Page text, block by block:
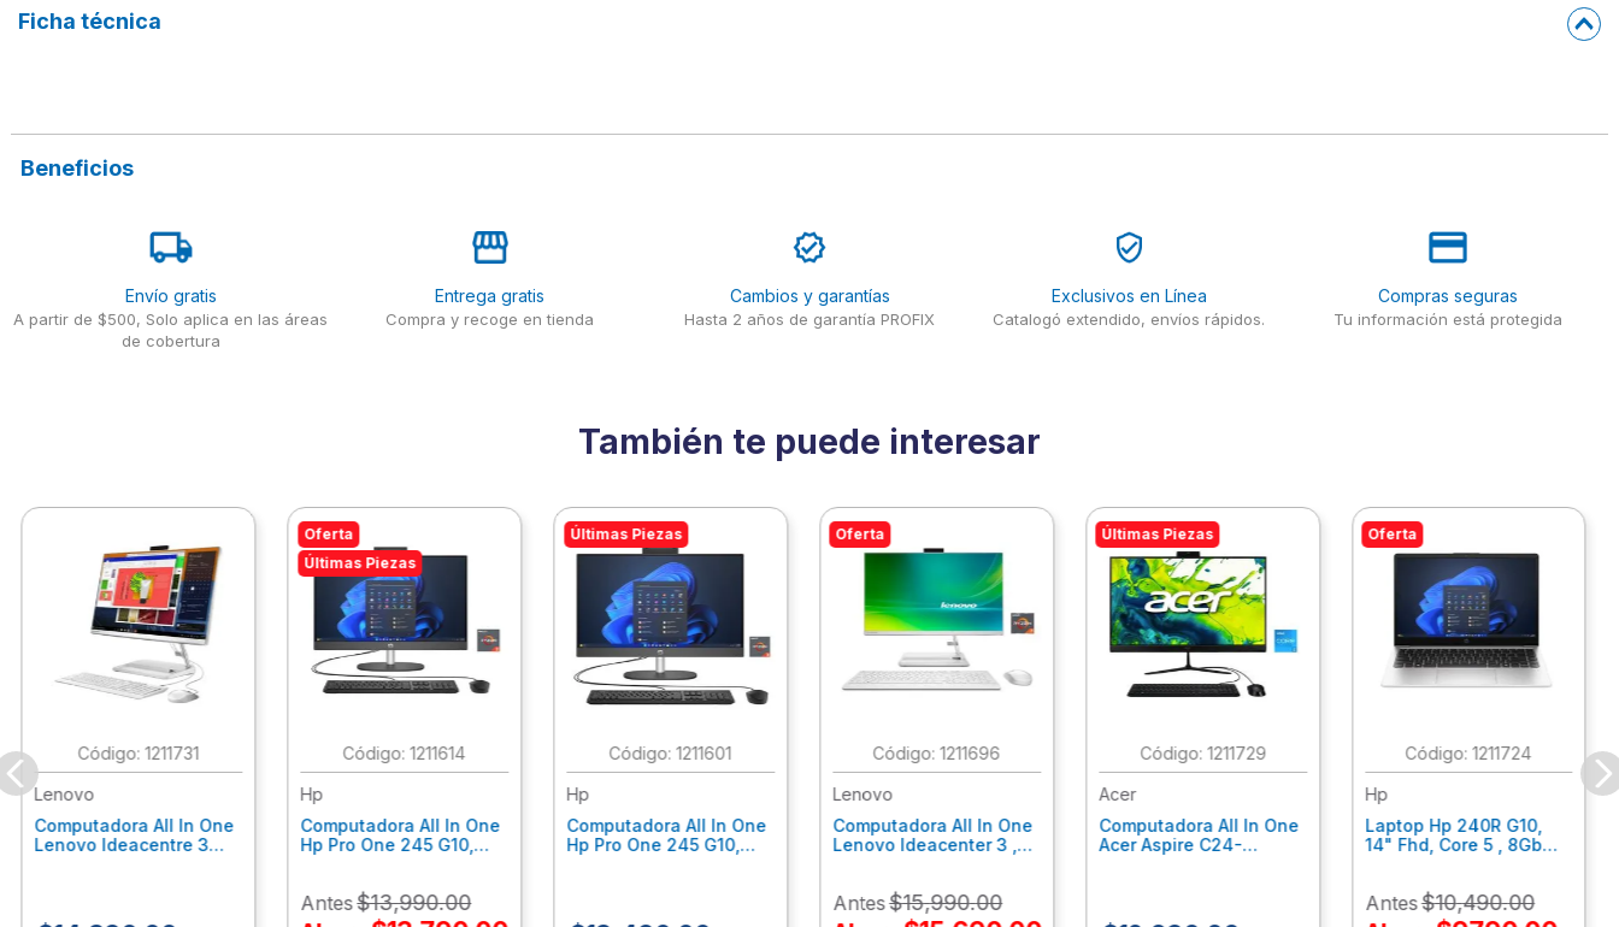
Ficha técnica
Beneficios
Envío gratis
A partir de $500, Solo aplica en las áreas
de cobertura
Entrega gratis
Compra y recoge en tienda
Cambios y garantías
Hasta 2 años de garantía PROFIX
Exclusivos en Línea
Catalogó extendido, envíos rápidos.
Compras seguras
Tu información está protegida
También te puede interesar
:1211731
Lenovo
Computadora All In One
Lenovo Ideacentre 3
F0G1014Ald
Oferta
Últimas Piezas
:1211614
Hp
Computadora All In One
Hp Pro One 245 G10,
Fhd, Win11Home
9P7K6La
Antes$13,990.00
Últimas Piezas
:1211601
Hp
Computadora All In One
Hp Pro One 245 G10,
9P7K5La
Oferta
:1211696
Lenovo
Computadora All In One
Lenovo Ideacenter 3 ,
Fhd, Win11 Home
F0G1014Nld
Antes$15,990.00
Últimas Piezas
: 1211729
Acer
Computadora All In One
Acer Aspire C24-
Dq.Bmjal.002
Oferta
:1211724
Hp
Laptop Hp 240R G10,
14" Fhd, Core 5 , 8Gb
Antes$10,490.00